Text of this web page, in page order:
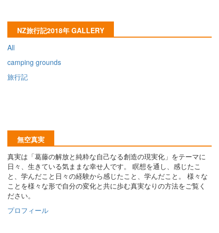
NZ旅行記2018年 GALLERY
All
camping grounds
旅行記
無空真実
真実は「葛藤の解放と純粋な自己なる創造の現実化」をテーマに
日々、生きている気ままな幸せ人です。 瞑想を通し、感じたこ
と、学んだこと日々の経験から感じたこと、学んだこと。 様々な
ことを様々な形で自分の変化と共に歩む真実なりの方法をご覧く
ださい。
プロフィール